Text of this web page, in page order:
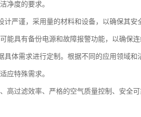
净度的要求。
计严谨，采用量的材料和设备，以确保其
能具有备份电源和故障报警功能，以确保连
具体需求进行定制。根据不同的应用领域
应特殊需求。
高过滤效率、严格的空气质量控制、安全